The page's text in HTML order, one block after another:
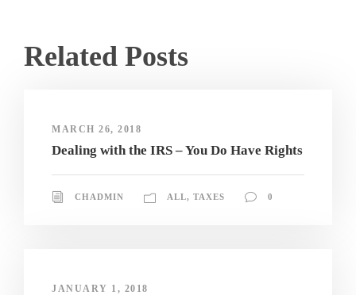
Related Posts
MARCH 26, 2018
Dealing with the IRS – You Do Have Rights
CHADMIN ALL, TAXES 0
JANUARY 1, 2018